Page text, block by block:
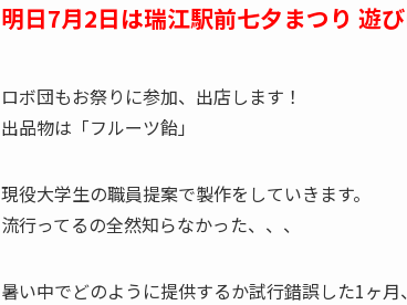
明日7月2日は瑞江駅前七夕まつり 遊
ロボ団もお祭りに参加、出店します！
出品物は「フルーツ飴」
現役大学生の職員提案で製作をしていきます。
流行ってるの全然知らなかった、、、
暑い中でどのように提供するか試行錯誤した1ヶ月